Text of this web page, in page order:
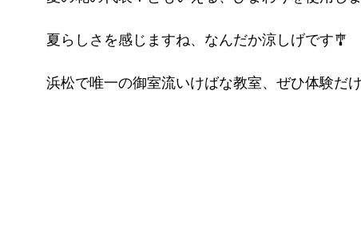
夏らしさを感じますね、なんだか涼しげです🎐
浜松で唯一の御室流いけばな教室、ぜひ体験だ